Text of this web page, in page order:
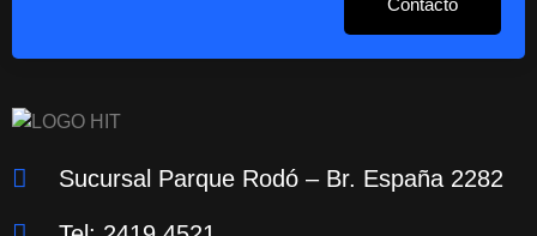
Contacto
Sucursal Parque Rodó – Br. España 2282